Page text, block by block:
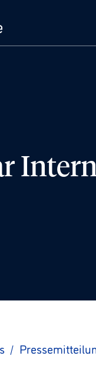
/